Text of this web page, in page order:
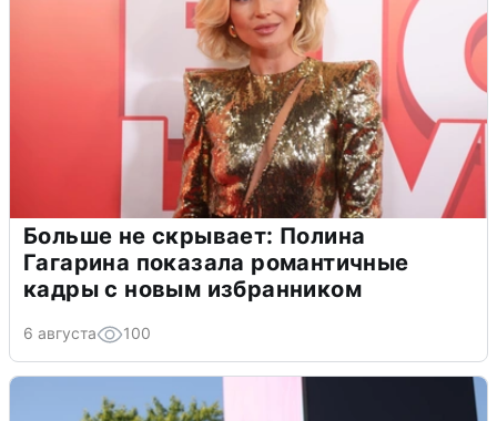
Больше не скрывает: Полина
Гагарина показала романтичные
кадры с новым избранником
6 августа 100